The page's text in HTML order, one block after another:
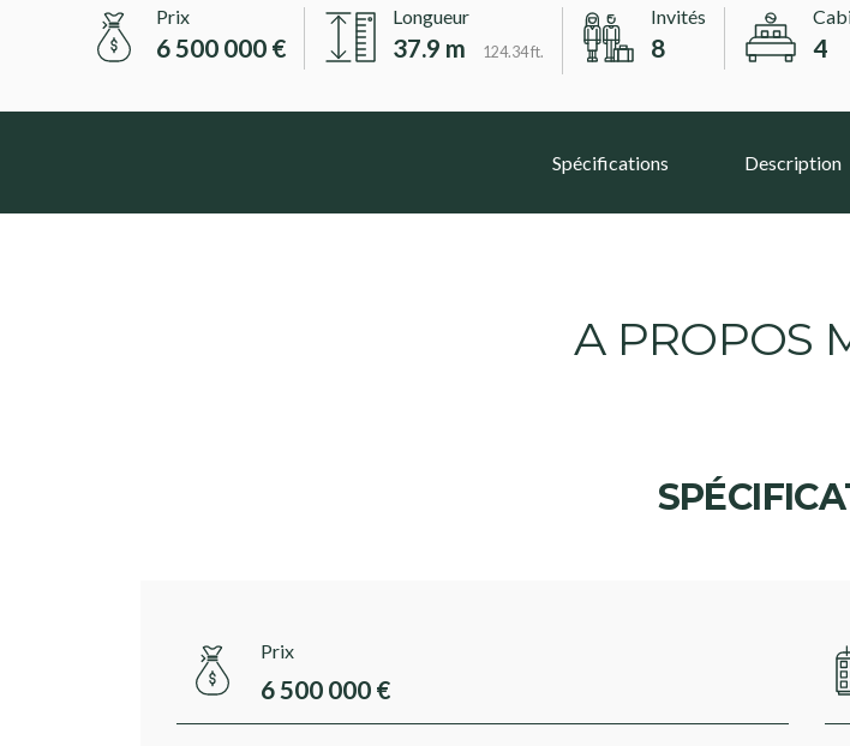
Prix
6 500 000 €
Longueur
37.9 m 124.34 ft.
Invités
8 4
Spécifications Description
A PROPOS
Prix
6 500 000 €